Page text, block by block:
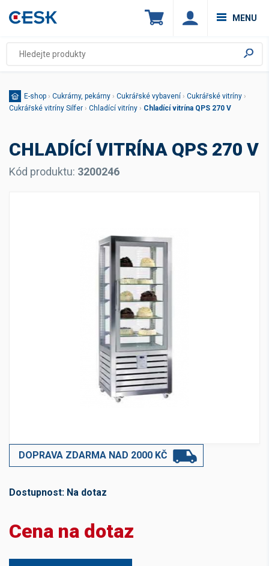
MENU
E-shop › Cukrárny, pekárny › Cukrářské vybavení › Cukrářské vitríny ›
Cukrářské vitríny Silfer › Chladící vitríny › Chladící vitrína QPS 270 V
CHLADÍCÍ VITRÍNA QPS 270 V
Kód produktu: 3200246
DOPRAVA ZDARMA NAD 2000 KČ
Dostupnost: Na dotaz
Cena na dotaz